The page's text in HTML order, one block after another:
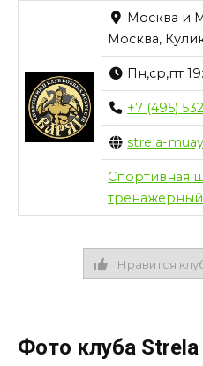
Москва и
Москва,
Пн,ср,пт
+7 (495)
strela-
Спортивная
тренажерный
Нравится
Фото клуба Strela